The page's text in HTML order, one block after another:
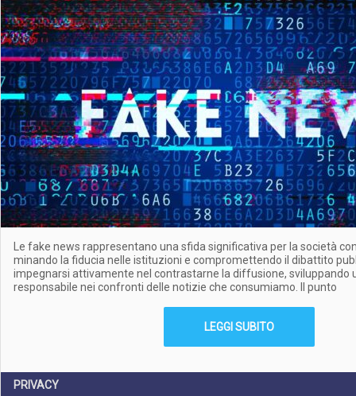
Le fake news rappresentano una sfida significativa per la società
minando la fiducia nelle istituzioni e compromettendo il dibattito
impegnarsi attivamente nel contrastarne la diffusione, sviluppando
responsabile nei confronti delle notizie che consumiamo. Il punto
LEGGI SUBITO
PRIVACY